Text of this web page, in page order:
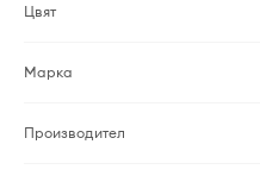
Цвят
Марка
Производител